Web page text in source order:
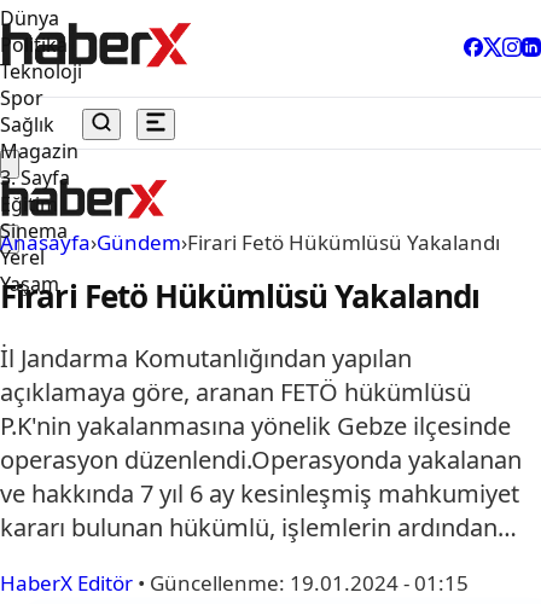
Dünya
Politika
Teknoloji
Spor
Sağlık
Magazin
3. Sayfa
Eğitim
Sinema
Yerel
Yaşam
Anasayfa›Gündem›Firari Fetö Hükümlüsü Yakalandı
Firari Fetö Hükümlüsü Yakalandı
İl Jandarma Komutanlığından yapılan
açıklamaya göre, aranan FETÖ hükümlüsü
P.K'nin yakalanmasına yönelik Gebze ilçesinde
operasyon düzenlendi.Operasyonda yakalanan
ve hakkında 7 yıl 6 ay kesinleşmiş mahkumiyet
kararı bulunan hükümlü, işlemlerin ardından…
HaberX Editör • Güncellenme: 19.01.2024 - 01:15